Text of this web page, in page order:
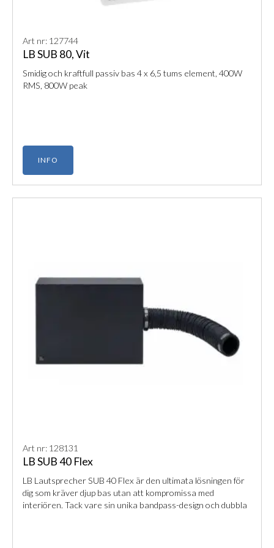
Art nr: 127744
LB SUB 80, Vit
Smidig och kraftfull passiv bas 4 x 6,5 tums element, 400W
RMS, 800W peak
INFO
Art nr: 128131
LB SUB 40 Flex
LB Lautsprecher SUB 40 Flex är den ultimata lösningen för
dig som kräver djup bas utan att kompromissa med
interiören. Tack vare sin unika bandpass-design och dubbla